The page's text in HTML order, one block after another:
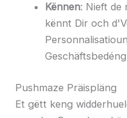
Kënnen: Nieft de
kënnt Dir och
Pushmaze Präispläng
Et gëtt keng